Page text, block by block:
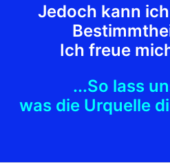
Jedoch kann
Ich freue
...So lass
was die Urquelle